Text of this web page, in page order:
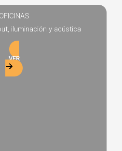
OFICINAS
iluminación y acústica
VER